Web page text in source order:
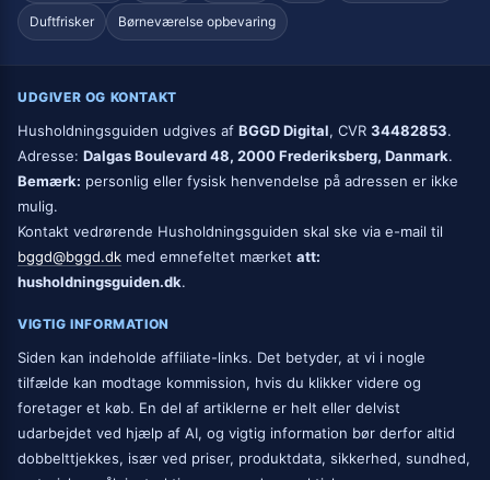
Duftfrisker Børneværelse opbevaring
UDGIVER OG KONTAKT
Husholdningsguiden udgives af BGGD Digital, CVR 34482853.
Adresse: Dalgas Boulevard 48, 2000 Frederiksberg, Danmark.
Bemærk: personlig eller fysisk henvendelse på adressen er ikke
mulig.
Kontakt vedrørende Husholdningsguiden skal ske via e-mail til
bggd@bggd.dk med emnefeltet mærket att:
husholdningsguiden.dk.
VIGTIG INFORMATION
Siden kan indeholde affiliate-links. Det betyder, at vi i nogle
tilfælde kan modtage kommission, hvis du klikker videre og
foretager et køb. En del af artiklerne er helt eller delvist
udarbejdet ved hjælp af AI, og vigtig information bør derfor altid
dobbelttjekkes, især ved priser, produktdata, sikkerhed, sundhed,